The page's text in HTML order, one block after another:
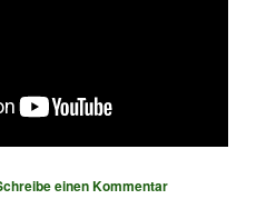
einen Kommentar